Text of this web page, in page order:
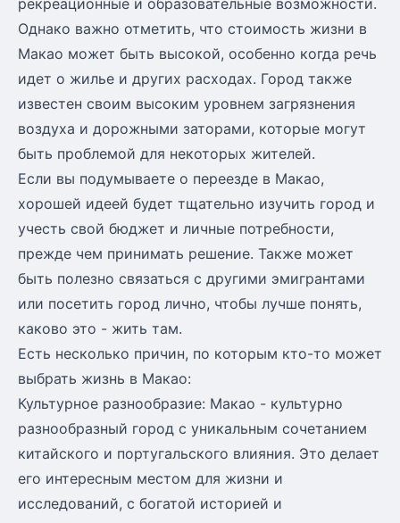
рекреационные и образовательные возможности.
Однако важно отметить, что стоимость жизни в
Макао может быть высокой, особенно когда речь
идет о жилье и других расходах. Город также
известен своим высоким уровнем загрязнения
воздуха и дорожными заторами, которые могут
быть проблемой для некоторых жителей.
Если вы подумываете о переезде в Макао,
хорошей идеей будет тщательно изучить город и
учесть свой бюджет и личные потребности,
прежде чем принимать решение. Также может
быть полезно связаться с другими эмигрантами
или посетить город лично, чтобы лучше понять,
каково это - жить там.
Есть несколько причин, по которым кто-то может
выбрать жизнь в Макао:
Культурное разнообразие: Макао - культурно
разнообразный город с уникальным сочетанием
китайского и португальского влияния. Это делает
его интересным местом для жизни и
исследований, с богатой историей и